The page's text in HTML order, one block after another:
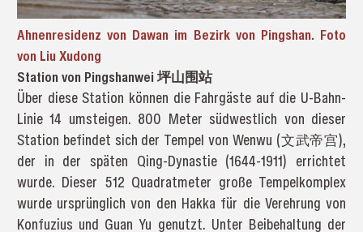
Ahnenresidenz von Dawan im Bezirk von Pingshan. Foto
von Liu Xudong
Station von Pingshanwei 坪山围站
Über diese Station können die Fahrgäste auf die U-Bahn-
Linie 14 umsteigen. 800 Meter südwestlich von dieser
Station befindet sich der Tempel von Wenwu (文武帝宫),
der in der späten Qing-Dynastie (1644-1911) errichtet
wurde. Dieser 512 Quadratmeter große Tempelkomplex
wurde ursprünglich von den Hakka für die Verehrung von
Konfuzius und Guan Yu genutzt. Unter Beibehaltung der